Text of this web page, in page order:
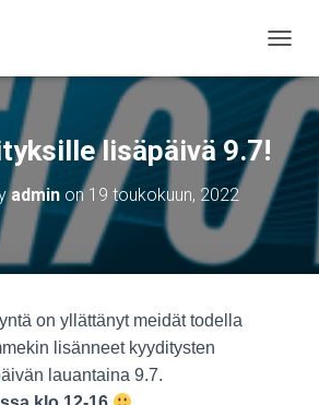
lisäpäivä 9.7!
adminon 19 toukokuun, 2022
on yllättänyt meidät todella
lisänneet kyyditysten
lauantaina 9.7.